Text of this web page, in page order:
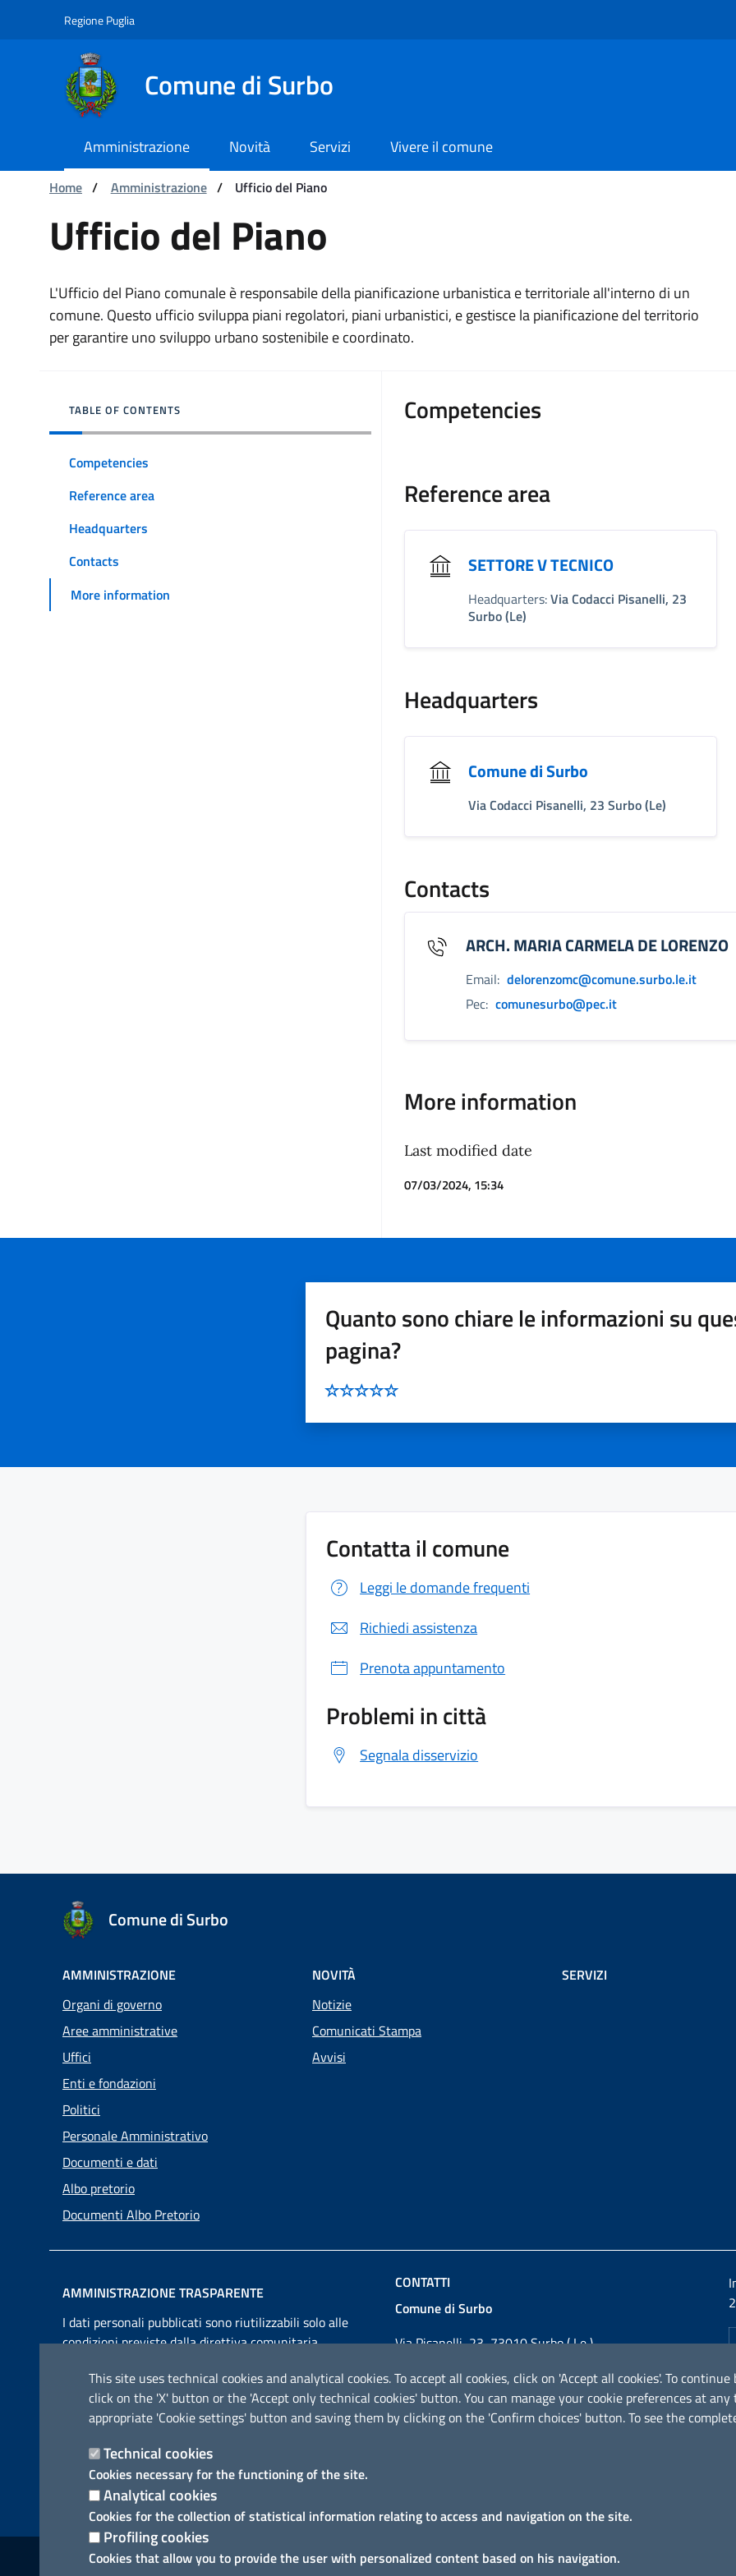
Navigation
Skip to Content
This site uses technical cookies and analytical cookies. To accept all cookies, click on 'Accept all cookies'. To
click on the 'X' button or the 'Accept only technical cookies' button. You can manage your cookie preferences at
appropriate 'Cookie settings' button and saving them by clicking on the 'Confirm choices' button. To see the
Technical cookies
Cookies necessary for the functioning of the site.
Analytical cookies
Cookies for the collection of statistical information relating to access and navigation on the site.
Profiling cookies
Cookies that allow you to provide the user with personalized content based on his navigation.
Regione Puglia
Comune di Surbo
Amministrazione Novità Servizi
Vivere il comune
You are:
Home / Amministrazione / Ufficio del Piano
Ufficio del Piano
Ufficio del Piano
L'Ufficio del Piano comunale è responsabile della pianificazione urbanistica e territoriale all'interno di un
comune. Questo ufficio sviluppa piani regolatori, piani urbanistici, e gestisce la pianificazione del territorio
per garantire uno sviluppo urbano sostenibile e coordinato.
TABLE OF CONTENTS
Competencies
Reference area
Headquarters
Contacts
More information
Competencies
Reference area
SETTORE V TECNICO
Headquarters:Via Codacci Pisanelli, 23
Surbo (Le)
Headquarters
Comune di Surbo
Via Codacci Pisanelli, 23 Surbo (Le)
Contacts
ARCH. MARIA CARMELA DE LORENZO
Email: delorenzomc@comune.surbo.le.it
Pec: comunesurbo@pec.it
More information
Last modified date
07/03/2024, 15:34
Quanto sono chiare le informazioni su
pagina?
Contatta il comune
Leggi le domande frequenti
Richiedi assistenza
Prenota appuntamento
Problemi in città
Segnala disservizio
Comune di Surbo
AMMINISTRAZIONE
Organi di governo
Aree amministrative
Uffici
Enti e fondazioni
Politici
Personale Amministrativo
Documenti e dati
Albo pretorio
Documenti Albo Pretorio
NOVITÀ
Notizie
Comunicati Stampa
Avvisi
SERVIZI
AMMINISTRAZIONE TRASPARENTE
I dati personali pubblicati sono riutilizzabili solo alle
condizioni previste dalla direttiva comunitaria
CONTATTI
Comune di Surbo
Via Pisanelli, 23, 73010 Surbo ( Le )
Telefono: 0832 360800
Fax: 0832 360821
Email:comunesurbo@pec.it
Link utili Cookie policy Dichiarazione di accessibilità Domande frequenti